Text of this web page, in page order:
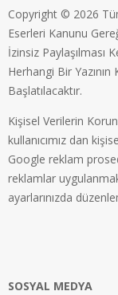
Copyright © 2026
Eserleri Kanunu
İzinsiz Paylaşılması
Herhangi Bir
Başlatılacaktır.
Kişisel Verilerin
kullanıcımız dan
Google reklam
reklamlar
ayarlarınızda
SOSYAL MEDYA